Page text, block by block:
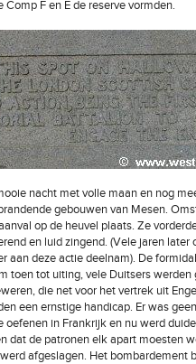
Comp F en E de reserve vormden.
nacht met volle maan en nog
gebouwen van Mesen.
op de heuvel plaats. Ze
en luid zingend. (Vele jaren later
aan deze actie deelnam). De
toen tot uiting, vele Duitsers werden
die net voor het vertrek uit
een ernstige handicap. Er was
oefenen in Frankrijk en nu werd
dat de patronen elk apart moesten
afgeslagen. Het bombardement